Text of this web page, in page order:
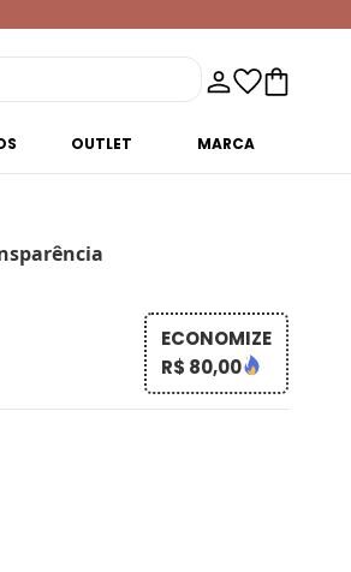
OUTLET MARCA
ECONOMIZE
R$ 80,00